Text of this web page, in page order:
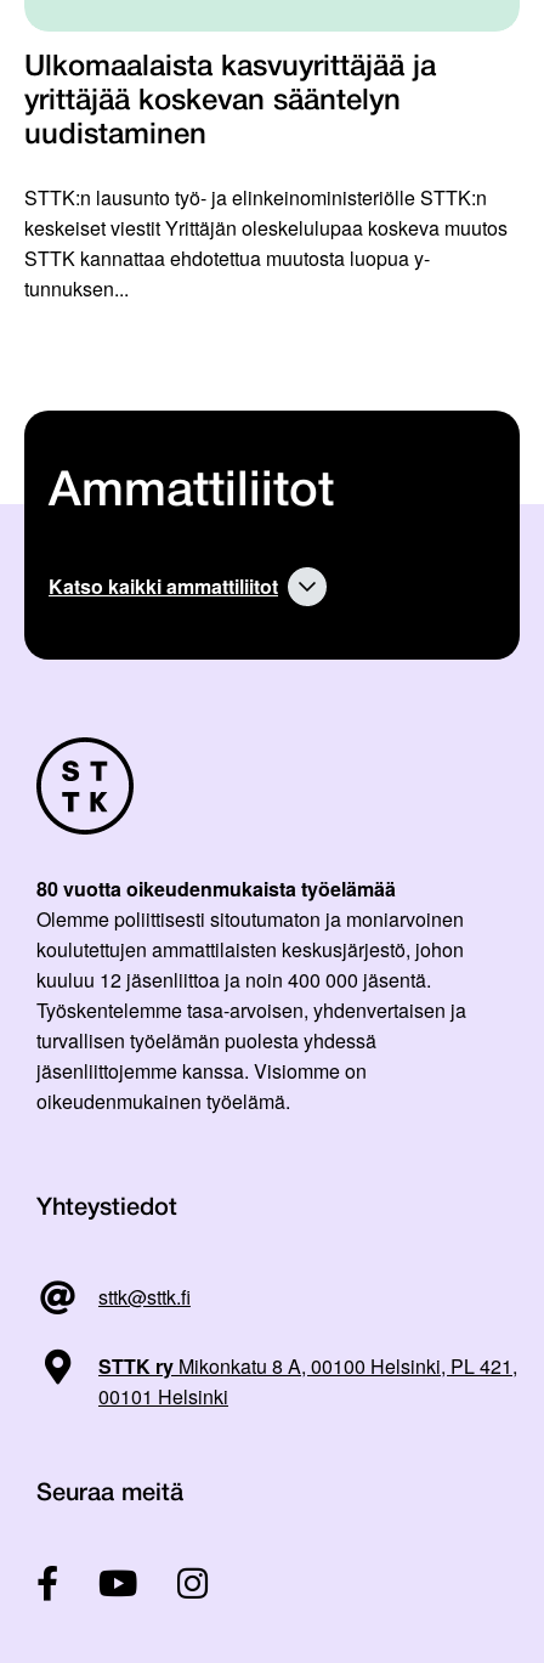
Ulkomaalaista kasvuyrittäjää ja
yrittäjää koskevan sääntelyn
uudistaminen
STTK:n lausunto työ- ja elinkeinoministeriölle STTK:n
keskeiset viestit Yrittäjän oleskelulupaa koskeva muutos
STTK kannattaa ehdotettua muutosta luopua y-
tunnuksen...
Ammattiliitot
Katso kaikki ammattiliitot
80 vuotta oikeudenmukaista työelämää
Olemme poliittisesti sitoutumaton ja moniarvoinen
koulutettujen ammattilaisten keskusjärjestö, johon
kuuluu 12 jäsenliittoa ja noin 400 000 jäsentä.
Työskentelemme tasa-arvoisen, yhdenvertaisen ja
turvallisen työelämän puolesta yhdessä
jäsenliittojemme kanssa. Visiomme on
oikeudenmukainen työelämä.
Yhteystiedot
sttk@sttk.fi
STTK ry Mikonkatu 8 A, 00100 Helsinki, PL 421,
00101 Helsinki
Seuraa meitä